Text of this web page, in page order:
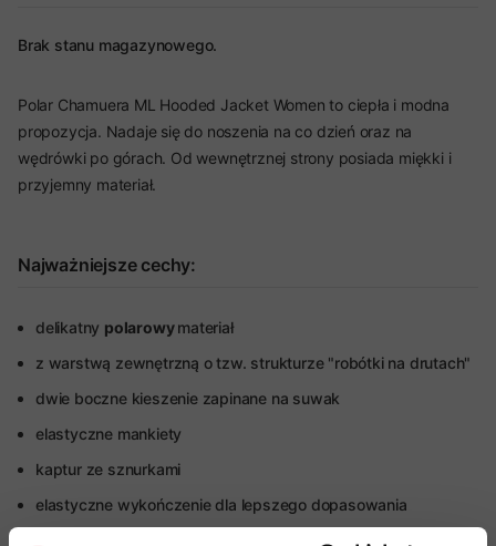
Brak stanu magazynowego.
Polar Chamuera ML Hooded Jacket Women to ciepła i modna
propozycja. Nadaje się do noszenia na co dzień oraz na
wędrówki po górach. Od wewnętrznej strony posiada miękki i
przyjemny materiał.
Najważniejsze cechy:
delikatny polarowymateriał
z warstwą zewnętrzną o tzw. strukturze "robótki na drutach"
dwie boczne kieszenie zapinane na suwak
elastyczne mankiety
kaptur ze sznurkami
elastyczne wykończenie dla lepszego dopasowania